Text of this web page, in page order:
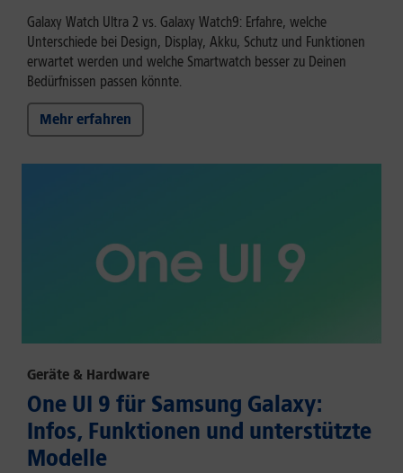
Galaxy Watch Ultra 2 vs. Galaxy Watch9: Erfahre, welche
Unterschiede bei Design, Display, Akku, Schutz und Funktionen
erwartet werden und welche Smartwatch besser zu Deinen
Bedürfnissen passen könnte.
Mehr erfahren
Geräte & Hardware
One UI 9 für Samsung Galaxy:
Infos, Funktionen und unterstützte
Modelle